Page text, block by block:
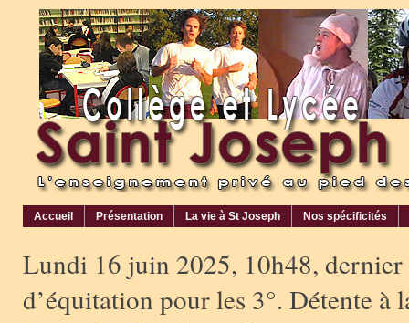
Accueil Présentation La vie à St Joseph Nos spécificités
Lundi 16 juin 2025, 10h48, dernier
d’équitation pour les 3°. Détente à